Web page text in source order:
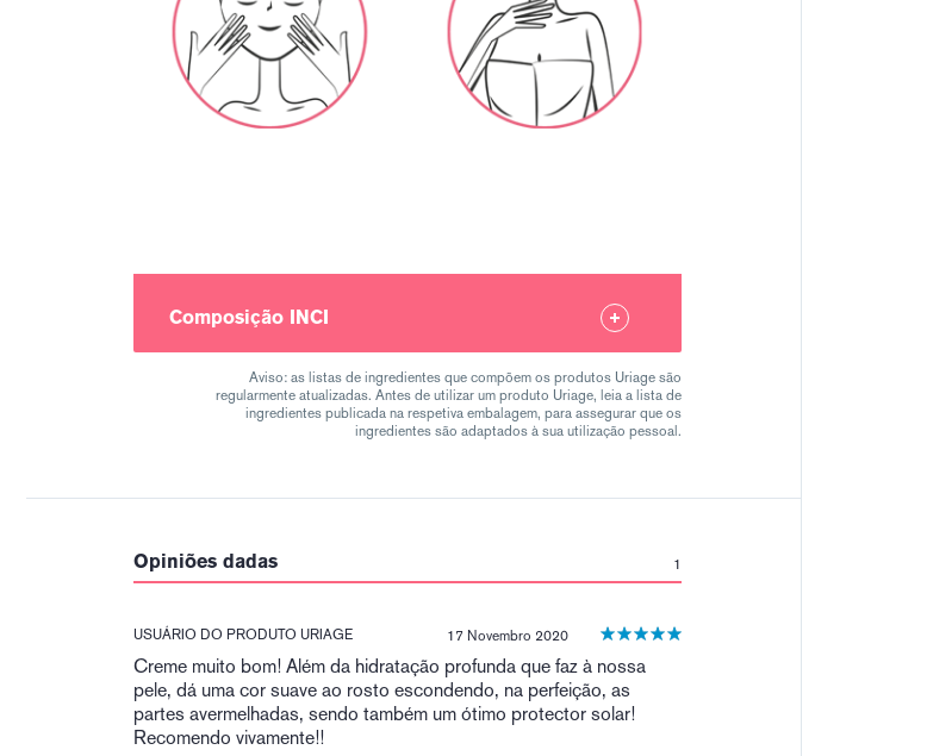
Composição INCI
Aviso: as listas de ingredientes que compõem os produtos Uriage são
regularmente atualizadas. Antes de utilizar um produto Uriage, leia a lista de
ingredientes publicada na respetiva embalagem, para assegurar que os
ingredientes são adaptados à sua utilização pessoal.
Opiniões dadas 1
USUÁRIO DO PRODUTO URIAGE 17 Novembro 2020
Creme muito bom! Além da hidratação profunda que faz à nossa
pele, dá uma cor suave ao rosto escondendo, na perfeição, as
partes avermelhadas, sendo também um ótimo protector solar!
Recomendo vivamente!!